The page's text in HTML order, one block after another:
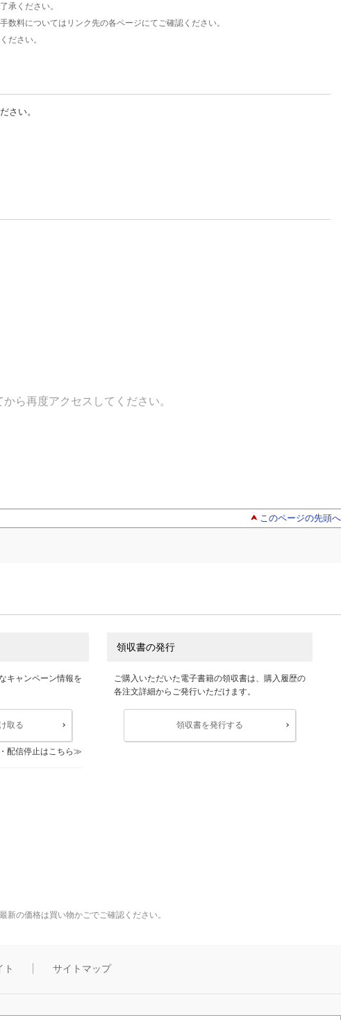
承ください。
料についてはリンク先の各ページにてご確認ください。
ださい。
さい。
ら再度アクセスしてください。
このページの先頭へ
キャンペーン情報を
取る
配信停止はこちら
領収書の発行
ご購入いただいた電子書籍の領収書は、購入履歴の
各注文詳細からご発行いただけます。
領収書を発行する
の価格は買い物かごでご確認ください。
ト サイトマップ